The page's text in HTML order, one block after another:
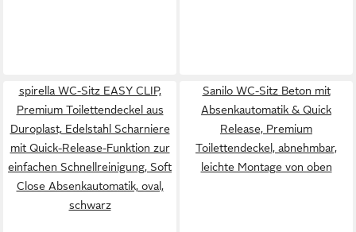
spirella WC-Sitz EASY CLIP,
Premium Toilettendeckel aus
Duroplast, Edelstahl Scharniere
mit Quick-Release-Funktion zur
einfachen Schnellreinigung, Soft
Close Absenkautomatik, oval,
schwarz
Sanilo WC-Sitz Beton mit
Absenkautomatik & Quick
Release, Premium
Toilettendeckel, abnehmbar,
leichte Montage von oben